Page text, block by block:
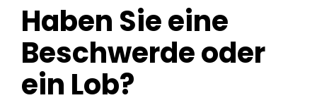
Haben Sie eine
Beschwerde oder
ein Lob?